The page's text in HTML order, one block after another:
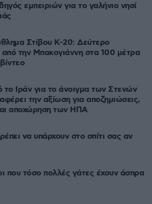
εμπειριών για το γαλήνιο νησί
Στίβου Κ-20: Δεύτερο
από την Μπακογιάννη στα 100 μέτρα
Ιράν για το άνοιγμα των Στενών
την αξίωση για αποζημιώσεις,
αποχώρηση των ΗΠΑ
να υπάρχουν στο σπίτι σας αν
που τόσο πολλές γάτες έχουν άσπρα